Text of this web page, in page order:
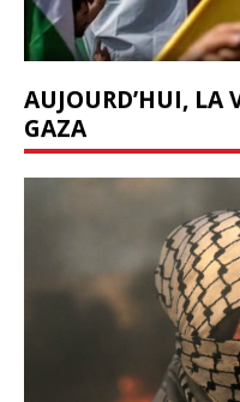
AUJOURD’HUI, LA
GAZA